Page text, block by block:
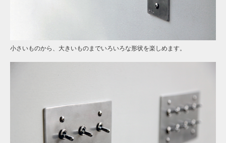
小さいものから、大きいものまでいろいろな形状を楽しめます。